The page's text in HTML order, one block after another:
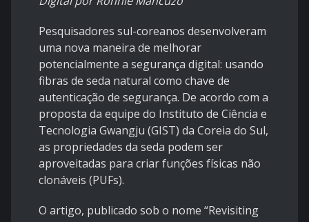
Pesquisadores sul-coreanos desenvolveram
uma nova maneira de melhorar
potencialmente a segurança digital: usando
fibras de seda natural como chave de
autenticação de segurança. De acordo com a
proposta da equipe do Instituto de Ciência e
Tecnologia Gwangju (GIST) da Coreia do Sul,
as propriedades da seda podem ser
aproveitadas para criar funções físicas não
clonáveis ​​(PUFs).
O artigo, publicado sob o nome “Revisiting